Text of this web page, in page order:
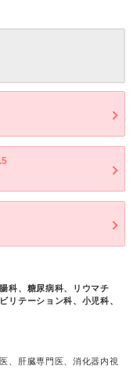
科、糖尿病科、リウマチ
リテーション科、小児科、
、肝臓専門医、消化器内視